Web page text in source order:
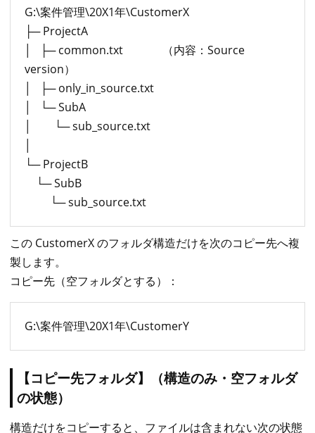
G:\案件管理\20X1年\CustomerX
├─ ProjectA
│ ├─ common.txt （内容：Source
version）
│ ├─ only_in_source.txt
│ └─ SubA
│ └─ sub_source.txt
└─ ProjectB
└─ SubB
└─ sub_source.txt
この CustomerX のフォルダ構造だけを次のコピー先へ複
製します。
コピー先（空フォルダとする）：
G:\案件管理\20X1年\CustomerY
【コピー先フォルダ】（構造のみ・空フォルダ
の状態）
構造だけをコピーすると、ファイルは含まれない次の状態